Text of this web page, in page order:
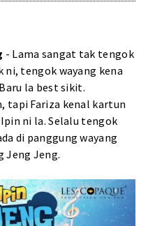
- Lama sangat tak tengok
ni, tengok wayang kena
la best sikit.
tapi Fariza kenal kartun
ni la. Selalu tengok
di panggung wayang
Jeng Jeng.